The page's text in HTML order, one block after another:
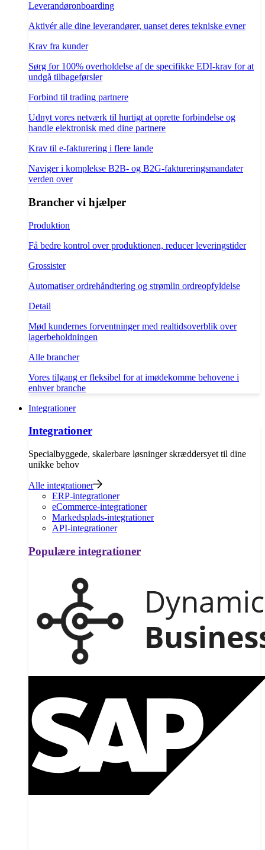
Leverandøronboarding
Aktivér alle dine leverandører, uanset deres tekniske evner
Krav fra kunder
Sørg for 100% overholdelse af de specifikke EDI-krav for at
undgå tilbageførsler
Forbind til trading partnere
Udnyt vores netværk til hurtigt at oprette forbindelse og
handle elektronisk med dine partnere
Krav til e-fakturering i flere lande
Naviger i komplekse B2B- og B2G-faktureringsmandater
verden over
Brancher vi hjælper
Produktion
Få bedre kontrol over produktionen, reducer leveringstider
Grossister
Automatiser ordrehåndtering og strømlin ordreopfyldelse
Detail
Mød kundernes forventninger med realtidsoverblik over
lagerbeholdningen
Alle brancher
Vores tilgang er fleksibel for at imødekomme behovene i
enhver branche
Integrationer
Integrationer
Specialbyggede, skalerbare løsninger skræddersyet til dine
unikke behov
Alle integrationer
ERP-integrationer
eCommerce-integrationer
Markedsplads-integrationer
API-integrationer
Populære integrationer